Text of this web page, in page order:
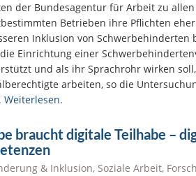
der Bundesagentur für Arbeit zu
Betrieben ihre Pflichten
Inklusion von Schwerbehinderten
Einrichtung einer
und als ihr Sprachrohr wirken
arbeiten, so die
Weiterlesen.
braucht digitale Teilhabe –
& Inklusion, Soziale Arbeit,